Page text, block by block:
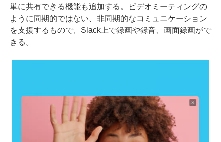
単に共有できる機能も追加する。ビデオミーティングの
ように同期的ではない、非同期的なコミュニケーション
を支援するもので、Slack上で録画や録音、画面録画がで
きる。